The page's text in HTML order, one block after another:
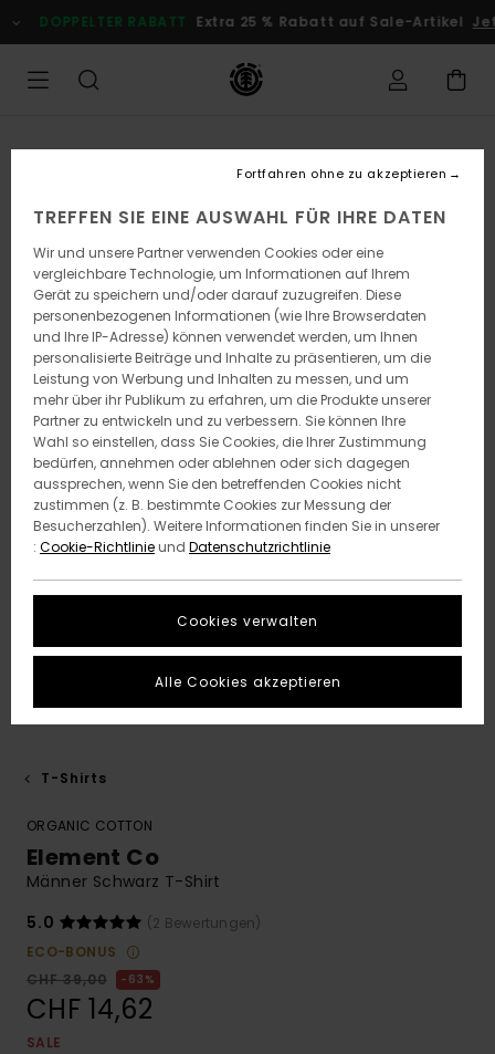
zur
Produktinformation
DOPPELTER RABATT Extra 25 % Rabatt auf Sale-Artikel
T-Shirts
ORGANIC COTTON
Element Co
Männer Schwarz T-Shirt
5.0
(2 Bewertungen)
ECO-BONUS
CHF 39,00
63%
CHF 14,62
SALE
TREFFEN SIE EINE AUSWAHL FÜR IHRE DATEN
Wir und unsere Partner verwenden Cookies oder eine
vergleichbare Technologie, um Informationen auf Ihrem
Gerät zu speichern und/oder darauf zuzugreifen. Diese
personenbezogenen Informationen (wie Ihre Browserdaten
und Ihre IP-Adresse) können verwendet werden, um Ihnen
personalisierte Beiträge und Inhalte zu präsentieren, um die
Leistung von Werbung und Inhalten zu messen, und um
mehr über ihr Publikum zu erfahren, um die Produkte unserer
Partner zu entwickeln und zu verbessern. Sie können Ihre
Wahl so einstellen, dass Sie Cookies, die Ihrer Zustimmung
bedürfen, annehmen oder ablehnen oder sich dagegen
aussprechen, wenn Sie den betreffenden Cookies nicht
zustimmen (z. B. bestimmte Cookies zur Messung der
Besucherzahlen). Weitere Informationen finden Sie in unserer
: Cookie-Richtlinieund Datenschutzrichtlinie
Cookies verwalten
Fortfahren ohne zu akzeptieren
Alle Cookies akzeptieren